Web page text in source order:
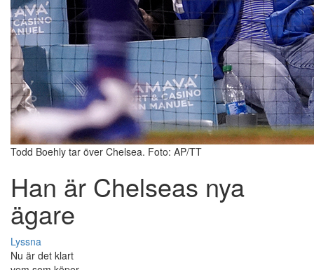
Todd Boehly tar över Chelsea. Foto: AP/TT
Han är Chelseas nya
ägare
Lyssna
Nu är det klart